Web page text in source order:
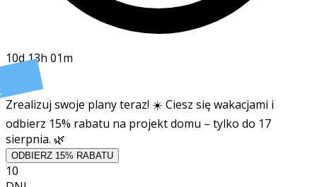
10d 13h 01m
Zrealizuj swoje plany teraz! ☀️ Ciesz się wakacjami i
odbierz 15% rabatu na projekt domu – tylko do 17
sierpnia. 🌿
ODBIERZ 15% RABATU
10